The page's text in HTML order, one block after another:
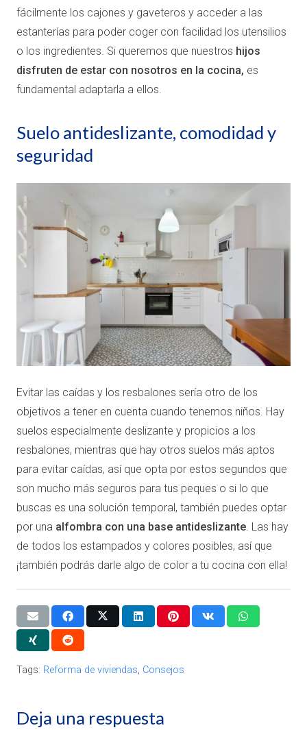
fácilmente los cajones y gaveteros y acceder a las
estanterías para poder coger con facilidad los utensilios
o los ingredientes. Si queremos que nuestros hijos
disfruten de estar con nosotros en la cocina, es
fundamental adaptarla a ellos.
Suelo antideslizante, comodidad y
seguridad
Evitar las caídas y los resbalones sería otro de los
objetivos a tener en cuenta cuando tenemos niños. Hay
suelos especialmente deslizante y propicios a los
resbalones, mientras que hay otros suelos más aptos
para evitar caídas, así que opta por estos segundos que
son mucho más seguros para tus peques o si lo que
buscas es una solución temporal, también puedes optar
por una alfombra con una base antideslizante. Las hay
de todos los estampados y colores posibles, así que
¡también podrás darle algo de color a tu cocina con ella!
Tags: Reforma de viviendas, Consejos
Deja una respuesta